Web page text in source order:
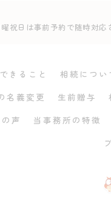
祝日は事前予約で随時対応
きること 相続につい
名義変更 生前贈与
声 当事務所の特徴